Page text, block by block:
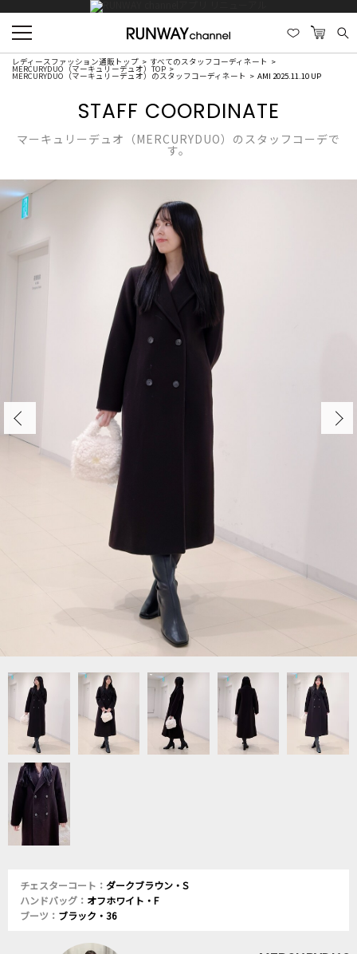
レディースファッション通販トップ すべてのスタッフコーディネート
MERCURYDUO（マーキュリーデュオ）TOP
MERCURYDUO（マーキュリーデュオ）のスタッフコーディネート AMI 2025.11.10 UP
STAFF COORDINATE
マーキュリーデュオ（MERCURYDUO）のスタッフコーデで
す。
チェスターコート： ダークブラウン・S
ハンドバッグ： オフホワイト・F
ブーツ： ブラック・36